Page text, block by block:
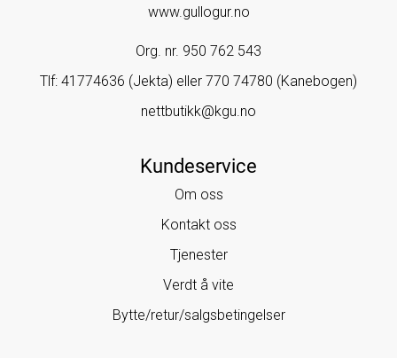
www.gullogur.no
Org. nr. 950 762 543
Tlf: 41774636 (Jekta) eller 770 74780 (Kanebogen)
nettbutikk@kgu.no
Kundeservice
Om oss
Kontakt oss
Tjenester
Verdt å vite
Bytte/retur/salgsbetingelser